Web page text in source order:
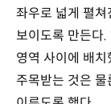
좌우로 넓게 펼
보이도록 만든다
영역 사이에 배
주목받는 것은